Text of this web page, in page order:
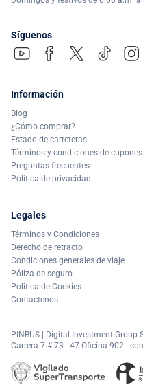
Síguenos
Información
Blog
¿Cómo comprar?
Estado de carreteras
Términos y condiciones de cupones
Preguntas frecuentes
Política de privacidad
Legales
Términos y Condiciones
Derecho de retracto
Condiciones generales de viaje
Póliza de seguro
Política de Cookies
Contactenos
PINBUS | Digital Investment
Carrera 7 # 73 - 47 Oficina 902 |